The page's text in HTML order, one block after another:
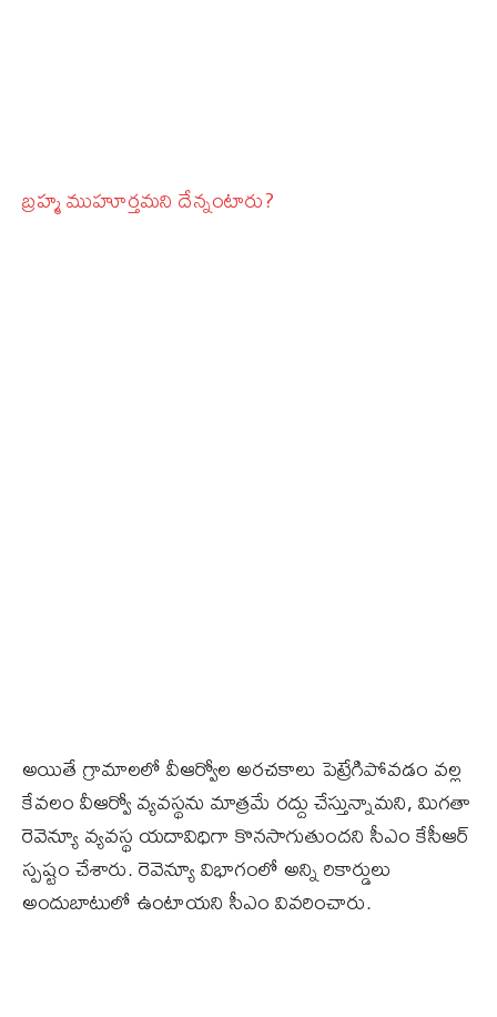
బ్రహ్మ ముహూర్తమని దేన్నంటారు?
అయితే గ్రామాలలో వీఆర్వోల అరచకాలు పెట్రేగిపోవడం వల్ల
కేవలం వీఆర్వో వ్యవస్థను మాత్రమే రద్దు చేస్తున్నామని, మిగతా
రెవెన్యూ వ్యవస్థ యదావిధిగా కొనసాగుతుందని సీఎం కేసీఆర్‌
స్పష్టం చేశారు. రెవెన్యూ విభాగంలో అన్ని రికార్డులు
అందుబాటులో ఉంటాయని సీఎం వివరించారు.